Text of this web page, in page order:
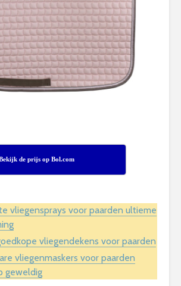
de prijs op Bol.com
vliegensprays voor paarden ultieme
vliegendekens voor paarden
vliegenmaskers voor paarden
geweldig